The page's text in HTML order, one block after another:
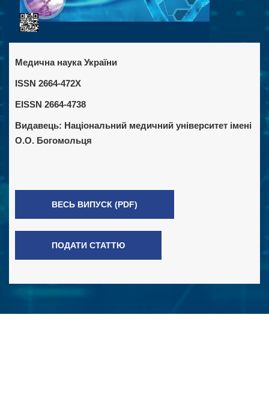
Медична наука України
ISSN 2664-472X
EISSN 2664-4738
Видавець: Національний медичний університет імені
О.О. Богомольця
ВЕСЬ ВИПУСК (PDF)
ПОДАТИ СТАТТЮ